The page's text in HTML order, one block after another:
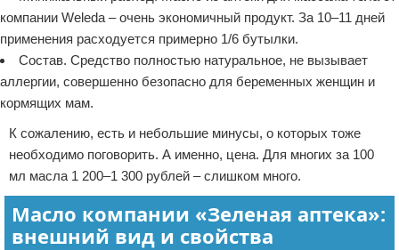
компании Weleda – очень экономичный продукт. За 10–11 дней
применения расходуется примерно 1/6 бутылки.
Состав. Средство полностью натуральное, не вызывает
аллергии, совершенно безопасно для беременных женщин и
кормящих мам.
К сожалению, есть и небольшие минусы, о которых тоже
необходимо поговорить. А именно, цена. Для многих за 100
мл масла 1 200–1 300 рублей – слишком много.
Масло компании «Зеленая аптека»:
внешний вид и свойства